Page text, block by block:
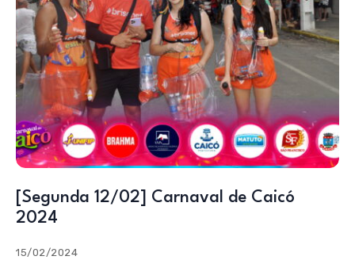
[Segunda 12/02] Carnaval de Caicó
2024
15/02/2024